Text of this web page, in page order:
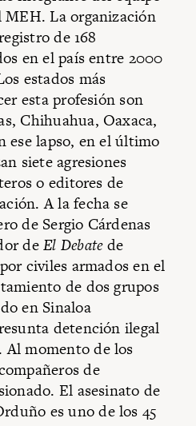
MEH.La organización
de 168
en el país entre 2000
estados más
esta profesión son
Chihuahua, Oaxaca,
ese lapso, en el último
siete agresiones
o editores de
A la fecha se
de Sergio Cárdenas
deEl Debatede
civiles armados en el
de dos grupos
en Sinaloa
detención ilegal
Al momento de los
de
El asesinato de
es uno de los 45